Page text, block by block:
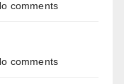
comments
comments